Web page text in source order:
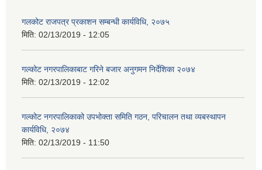
गलकोट राजपत्र प्रकाशन सम्बन्धी कार्यविधि, २०७५
मिति: 02/13/2019 - 12:05
गल्कोट नगरपालिकाबाट गरिने बजार अनुगमन निर्देशिका २०७४
मिति: 02/13/2019 - 12:02
गल्कोट नगरपालिकाको उपभोक्ता समिति गठन, परिचालन तथा व्यबस्थापन
कार्यविधि, २०७४
मिति: 02/13/2019 - 11:50